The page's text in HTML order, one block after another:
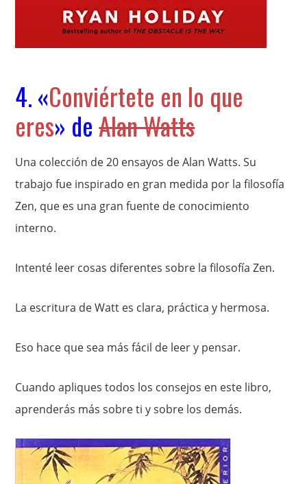
4. «Conviértete en lo que
eres» deAlan Watts
Una colección de 20 ensayos de Alan Watts. Su
trabajo fue inspirado en gran medida por la filosofía
Zen, que es una gran fuente de conocimiento
interno.
Intenté leer cosas diferentes sobre la filosofía Zen.
La escritura de Watt es clara, práctica y hermosa.
Eso hace que sea más fácil de leer y pensar.
Cuando apliques todos los consejos en este libro,
aprenderás más sobre ti y sobre los demás.